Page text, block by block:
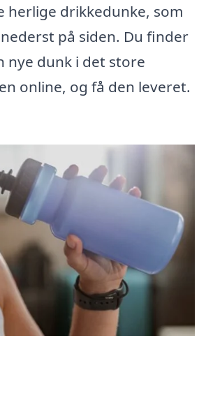
herlige drikkedunke, som
på siden. Du finder
nye dunk i det store
online, og få den leveret.